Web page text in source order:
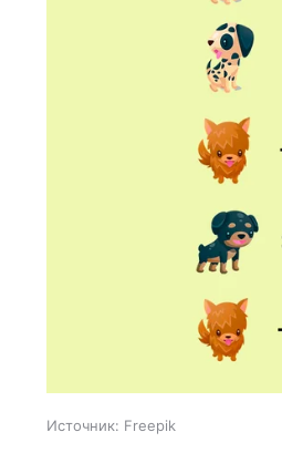
Источник: Freepik